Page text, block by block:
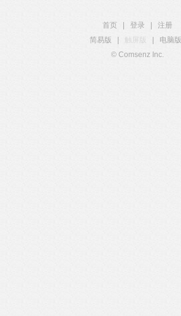
首页 登录
注册
简易版
触屏版 电脑版
© Comsenz Inc.